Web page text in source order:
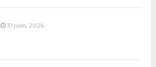
31 julio, 2026